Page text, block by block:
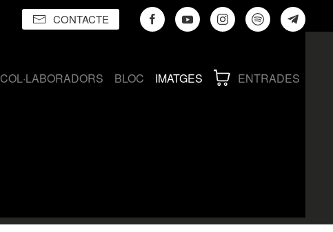
CONTACTE
COL·LABORADORS BLOC IMATGES ENTRADES